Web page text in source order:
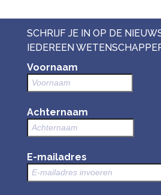
SCHRIJF JE IN OP DE
IEDEREEN
Voornaam
Achternaam
E-mailadres